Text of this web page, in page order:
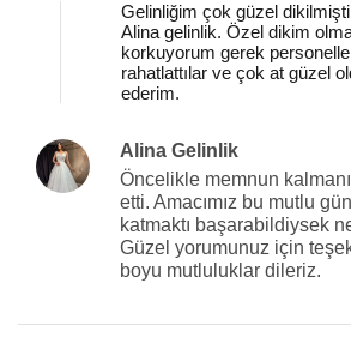
Gelinliğim çok güzel
Alina gelinlik. Özel dikim
korkuyorum gerek
rahatlattılar ve çok at güzel
ederim.
Alina Gelinlik
Öncelikle memnun
etti. Amacımız bu mutlu
katmaktı başarabildiysek
Güzel yorumunuz için
boyu mutluluklar dileriz.